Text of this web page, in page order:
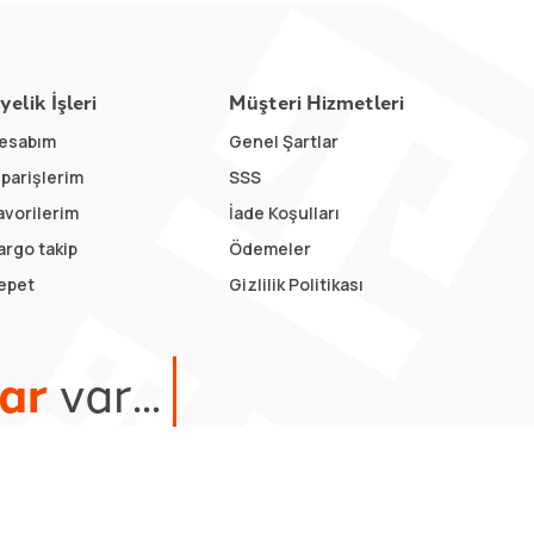
İşleri
takip
Müşteri Hizmetleri
Genel Şartlar
SSS
İade Koşulları
Ödemeler
Gizlilik Politikası
arvar...